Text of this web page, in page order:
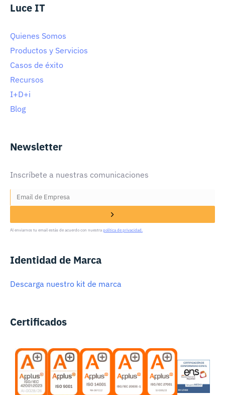
Luce IT
Quienes Somos
Productos y Servicios
Casos de éxito
Recursos
I+D+i
Blog
Newsletter
Inscríbete a nuestras comunicaciones
Al enviarnos tu email estás de acuerdo con nuestra política de privacidad.
Identidad de Marca
Descarga nuestro kit de marca
Certificados